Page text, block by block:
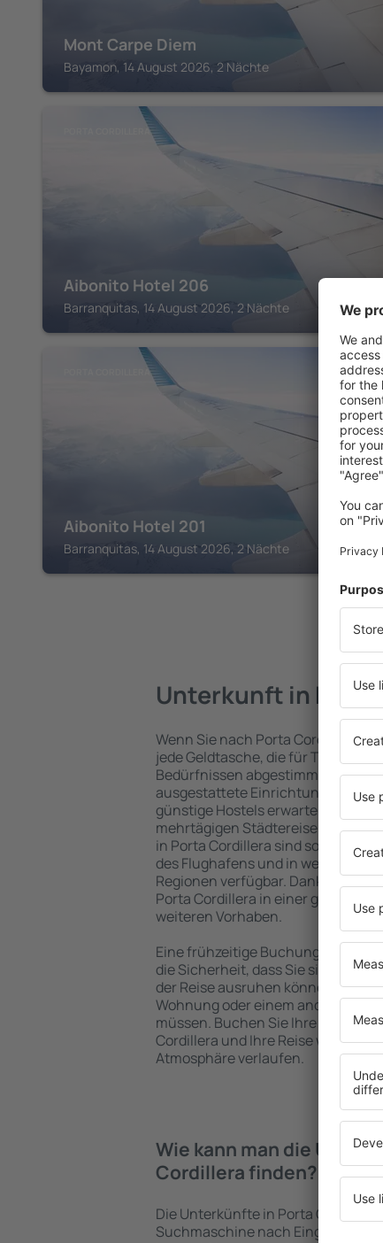
Mont Carpe Diem
Bayamon, 14 August 2026, 2 Nächte
PORTA CORDILLERA
Aibonito Hotel 206
Barranquitas, 14 August 2026, 2 Nächte
PORTA CORDILLERA
Aibonito Hotel 201
Barranquitas, 14 August 2026, 2 Nächte
Unterkunft in
Wenn Sie nach Porta Cordillera
jede Geldtasche, die für Touristen
Bedürfnissen abgestimmt sind.
ausgestattete Einrichtungen mit
günstige Hostels erwarten die
mehrtägigen Städtereise
in Porta Cordillera sind sowohl im
des Flughafens und in weniger
Regionen verfügbar. Dank
Porta Cordillera in einer günstigen
weiteren Vorhaben.
Eine frühzeitige Buchung der
die Sicherheit, dass Sie sich nach
der Reise ausruhen können, ohne
Wohnung oder einem anderen
müssen. Buchen Sie Ihre
Cordillera und Ihre Reise wird in
Atmosphäre verlaufen.
Wie kann man die
Cordillera finden?
Die Unterkünfte in Porta Cordillera
Suchmaschine nach Eingabe der